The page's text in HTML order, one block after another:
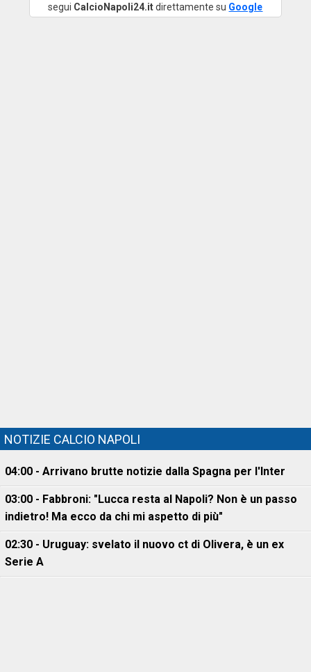
segui CalcioNapoli24.itdirettamente su Google
NOTIZIE CALCIO NAPOLI
04:00 - Arrivano brutte notizie dalla Spagna per l'Inter
03:00 - Fabbroni: "Lucca resta al Napoli? Non è un passo
indietro! Ma ecco da chi mi aspetto di più"
02:30 - Uruguay: svelato il nuovo ct di Olivera, è un ex
Serie A